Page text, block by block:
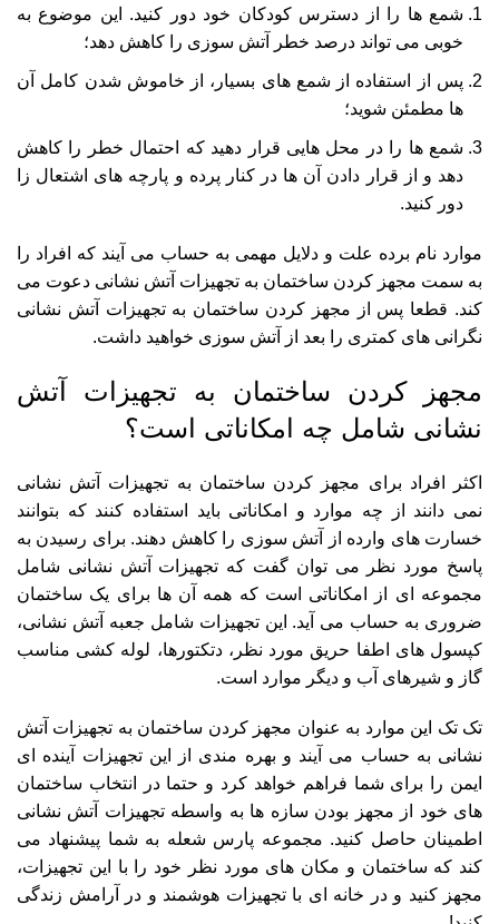
شمع ها را از دسترس کودکان خود دور کنید. این موضوع به
خوبی می تواند درصد خطر آتش سوزی را کاهش دهد؛
پس از استفاده از شمع های بسیار، از خاموش شدن کامل آن
ها مطمئن شوید؛
شمع ها را در محل هایی قرار دهید که احتمال خطر را کاهش
دهد و از قرار دادن آن ها در کنار پرده و پارچه های اشتعال زا
دور کنید.
موارد نام برده علت و دلایل مهمی به حساب می آیند که افراد را
به سمت مجهز کردن ساختمان به تجهیزات آتش نشانی دعوت می
کند. قطعا پس از مجهز کردن ساختمان به تجهیزات آتش نشانی
نگرانی های کمتری را بعد از آتش سوزی خواهید داشت.
مجهز کردن ساختمان به تجهیزات آتش
نشانی شامل چه امکاناتی است؟
اکثر افراد برای مجهز کردن ساختمان به تجهیزات آتش نشانی
نمی دانند از چه موارد و امکاناتی باید استفاده کنند که بتوانند
خسارت های وارده از آتش سوزی را کاهش دهند. برای رسیدن به
پاسخ مورد نظر می توان گفت که تجهیزات آتش نشانی شامل
مجموعه ای از امکاناتی است که همه آن ها برای یک ساختمان
ضروری به حساب می آید. این تجهیزات شامل جعبه آتش نشانی،
کپسول های اطفا حریق مورد نظر، دتکتورها، لوله کشی مناسب
گاز و شیرهای آب و دیگر موارد است.
تک تک این موارد به عنوان مجهز کردن ساختمان به تجهیزات آتش
نشانی به حساب می آیند و بهره مندی از این تجهیزات آینده ای
ایمن را برای شما فراهم خواهد کرد و حتما در انتخاب ساختمان
های خود از مجهز بودن سازه ها به واسطه تجهیزات آتش نشانی
اطمینان حاصل کنید. مجموعه پارس شعله به شما پیشنهاد می
کند که ساختمان و مکان های مورد نظر خود را با این تجهیزات،
مجهز کنید و در خانه ای با تجهیزات هوشمند و در آرامش زندگی